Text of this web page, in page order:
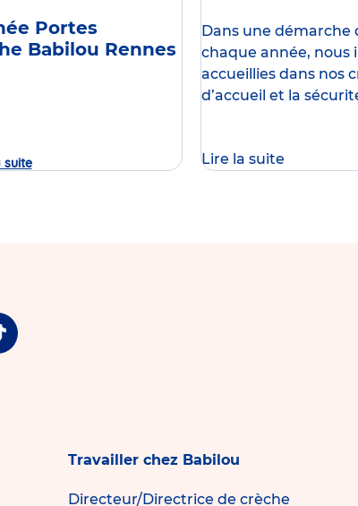
Portes
Babilou Rennes
suiteJournée
Portes
Dans une démarche
chaque année, nous
accueillies dans nos
d’accueil et la
Lire la suite
Travailler chez Babilou
Directeur/Directrice de crèche